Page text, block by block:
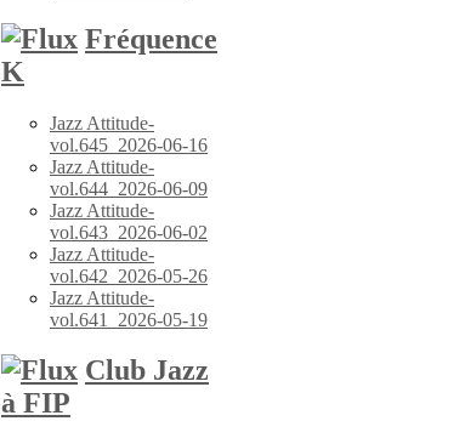
Fréquence
K
Jazz Attitude-
vol.645_2026-06-16
Jazz Attitude-
vol.644_2026-06-09
Jazz Attitude-
vol.643_2026-06-02
Jazz Attitude-
vol.642_2026-05-26
Jazz Attitude-
vol.641_2026-05-19
Club Jazz
à FIP